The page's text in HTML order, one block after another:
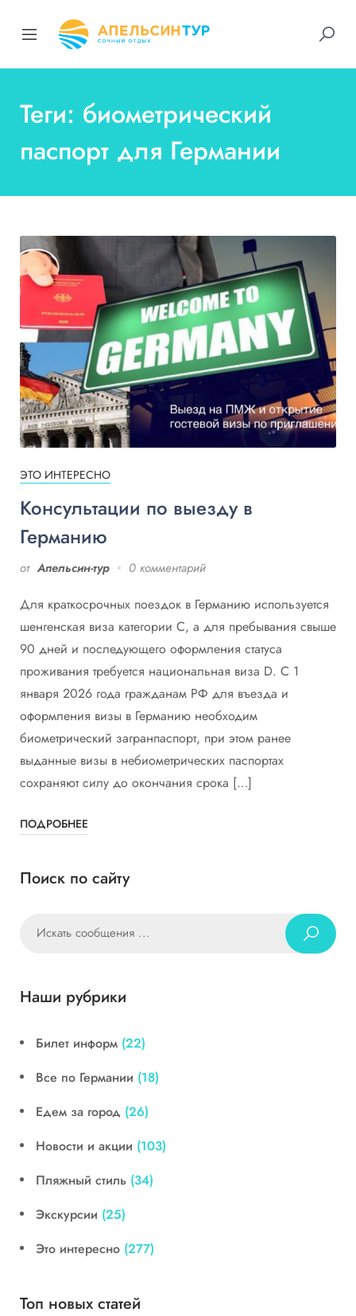
Теги: биометрический
паспорт для Германии
ЭТО ИНТЕРЕСНО
Консультации по выезду в
Германию
от Апельсин-тур 0 комментарий
Для краткосрочных поездок в Германию используется
шенгенская виза категории C, а для пребывания свыше
90 дней и последующего оформления статуса
проживания требуется национальная виза D. С 1
января 2026 года гражданам РФ для въезда и
оформления визы в Германию необходим
биометрический загранпаспорт, при этом ранее
выданные визы в небиометрических паспортах
сохраняют силу до окончания срока […]
ПОДРОБНЕЕ
Поиск по сайту
Наши рубрики
Билет информ (22)
Все по Германии (18)
Едем за город (26)
Новости и акции (103)
Пляжный стиль (34)
Экскурсии (25)
Это интересно (277)
Топ новых статей